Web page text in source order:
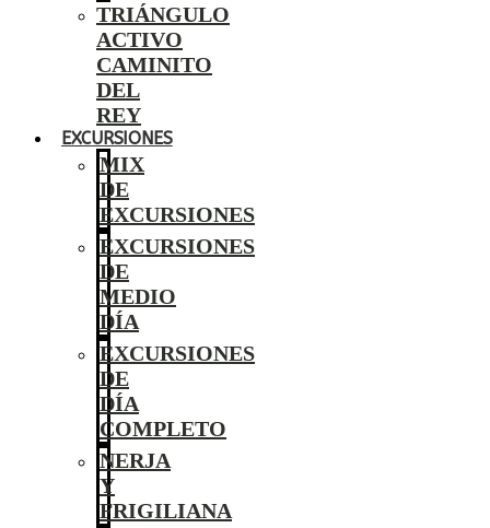
TRIÁNGULO
ACTIVO
CAMINITO
DEL
REY
EXCURSIONES
MIX
DE
EXCURSIONES
EXCURSIONES
DE
MEDIO
DÍA
EXCURSIONES
DE
DÍA
COMPLETO
NERJA
Y
FRIGILIANA